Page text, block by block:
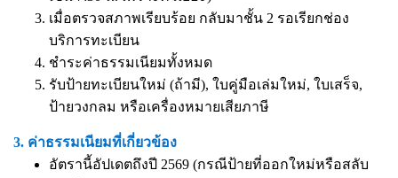
เมื่อตรวจสภาพเรียบร้อย กลับมาชั้น 2 รอเรียกช่อง
บริการทะเบียน
ชำระค่าธรรมเนียมทั้งหมด
รับป้ายทะเบียนใหม่ (ถ้ามี), ใบคู่มือเล่มใหม่, ใบเสร็จ,
ป้ายวงกลม หรือเครื่องหมายเสียภาษี
3. ค่าธรรมเนียมที่เกี่ยวข้อง
อัตรานี้อัปเดตถึงปี 2569 (กรณีป้ายที่ออกใหม่หรือสลับ